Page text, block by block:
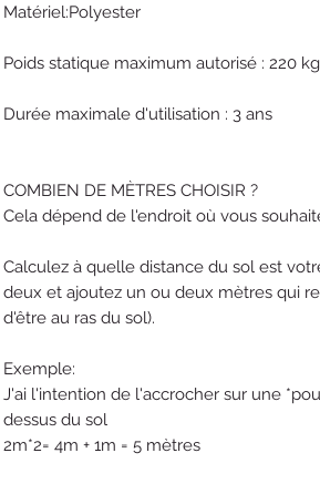
Matériel:Polyester
Poids statique maximum autorisé : 220 kg
Durée maximale d'utilisation : 3 ans
COMBIEN DE MÈTRES CHOISIR ?
Cela dépend de l'endroit où vous
Calculez à quelle distance du sol est
deux et ajoutez un ou deux mètres qui
d'être au ras du sol).
Exemple:
J'ai l'intention de l'accrocher sur une
dessus du sol
2m*2= 4m + 1m = 5 mètres